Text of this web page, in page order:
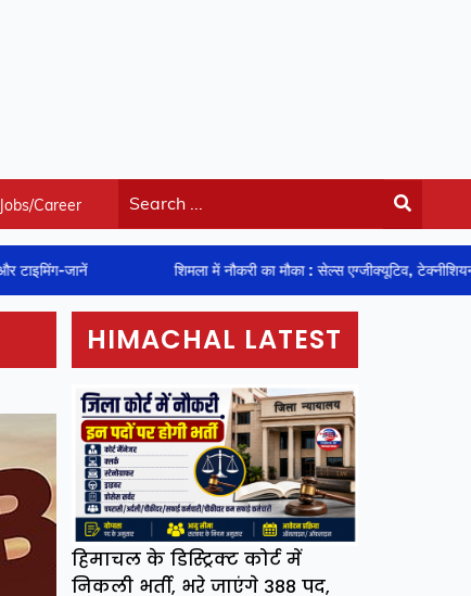
Jobs/Career
शिमला में नौकरी का मौका : सेल्स एग्जीक्यूटिव, टेक्नीशियन और स्पेयर
HIMACHAL LATEST
हिमाचल के डिस्ट्रिक्ट कोर्ट में
निकली भर्ती, भरे जाएंगे 388 पद,